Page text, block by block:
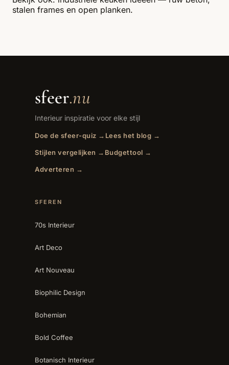
stalen frames en open planken.
sfeer.nu
Interieur inspiratie voor elke stijl
Doe de sfeer-quiz → Lees het blog →
Stijlen vergelijken → Budgettool →
Adverteren →
SFEREN
70s Interieur
Art Deco
Art Nouveau
Biophilic Design
Bohemian
Bold Coffee
Botanisch Interieur